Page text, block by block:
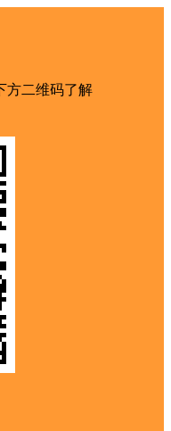
方二维码了解